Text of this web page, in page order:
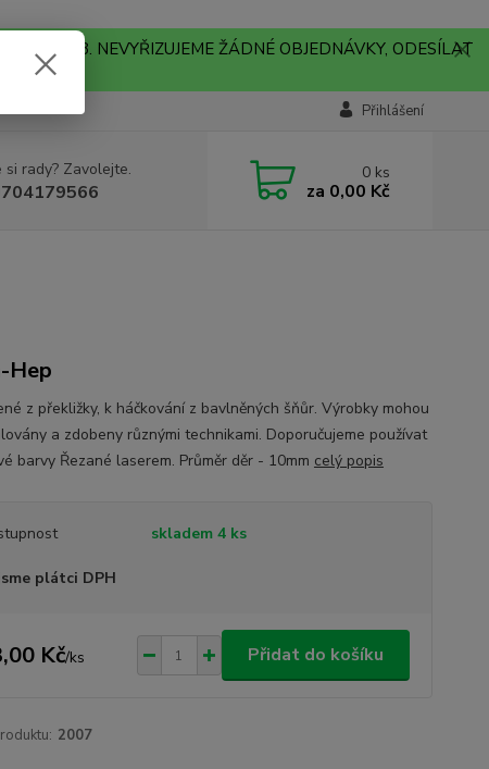
10.8. NEVYŘIZUJEME ŽÁDNÉ OBJEDNÁVKY, ODESÍLAT
Přihlášení
si rady? Zavolejte. 0 ks
za 0,00 Kč
Hep
z překližky, k háčkování z bavlněných šňůr. Výrobky mohou
a zdobeny různými technikami. Doporučujeme používat
barvy Řezané laserem. Průměr děr - 10mm celý popis
skladem 4 ks
plátci DPH
Kč/ks Přidat do košíku
2007